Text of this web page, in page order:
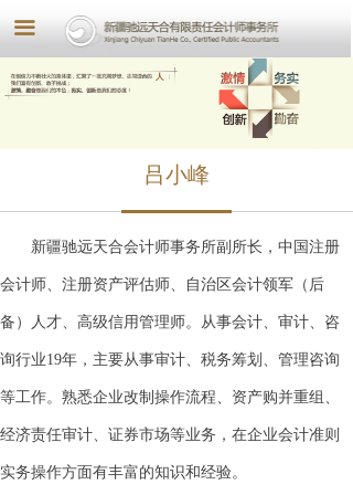
끀
吕小峰
新疆驰远天合会计师事务所副所长，中国注册
会计师、注册资产评估师、自治区会计领军（后
备）人才、高级信用管理师。从事会计、审计、咨
询行业19年，主要从事审计、税务筹划、管理咨询
等工作。熟悉企业改制操作流程、资产购并重组、
经济责任审计、证券市场等业务，在企业会计准则
实务操作方面有丰富的知识和经验。